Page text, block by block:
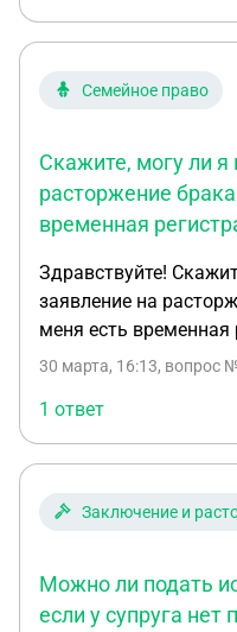
Семейное право
Скажите, могу ли я
расторжение
временная
Здравствуйте!
заявление на
меня есть временная
30 марта, 16:13, вопрос
1 ответ
Заключение и
Можно ли подать
если у супруга нет